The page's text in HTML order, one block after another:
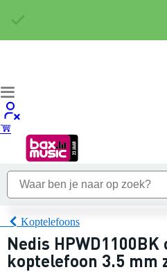
Koptelefoons
Nedis
koptelefoon 3.5 mm